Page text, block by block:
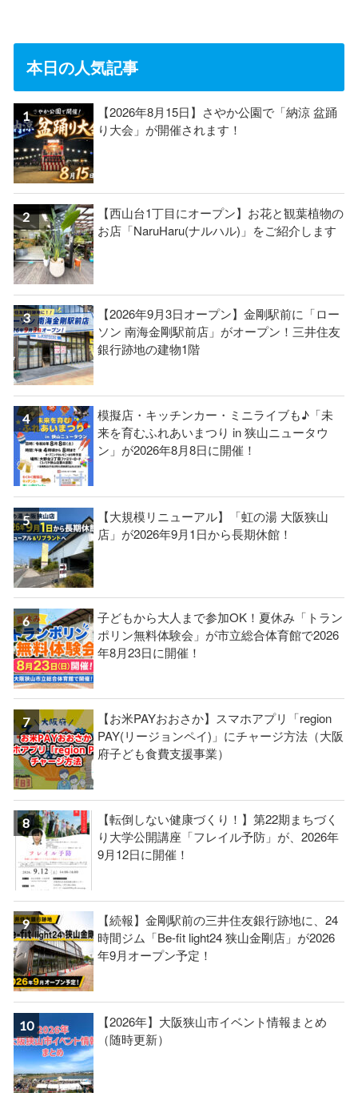
本日の人気記事
【2026年8月15日】さやか公園で「納涼 盆踊
り大会」が開催されます！
【西山台1丁目にオープン】お花と観葉植物の
お店「NaruHaru(ナルハル)」をご紹介します
【2026年9月3日オープン】金剛駅前に「ロー
ソン 南海金剛駅前店」がオープン！三井住友
銀行跡地の建物1階
模擬店・キッチンカー・ミニライブも♪「未
来を育むふれあいまつり in 狭山ニュータウ
ン」が2026年8月8日に開催！
【大規模リニューアル】「虹の湯 大阪狭山
店」が2026年9月1日から長期休館！
子どもから大人まで参加OK！夏休み「トラン
ポリン無料体験会」が市立総合体育館で2026
年8月23日に開催！
【お米PAYおおさか】スマホアプリ「region
PAY(リージョンペイ)」にチャージ方法（大阪
府子ども食費支援事業）
【転倒しない健康づくり！】第22期まちづく
り大学公開講座「フレイル予防」が、2026年
9月12日に開催！
【続報】金剛駅前の三井住友銀行跡地に、24
時間ジム「Be-fit light24 狭山金剛店」が2026
年9月オープン予定！
【2026年】大阪狭山市イベント情報まとめ
（随時更新）